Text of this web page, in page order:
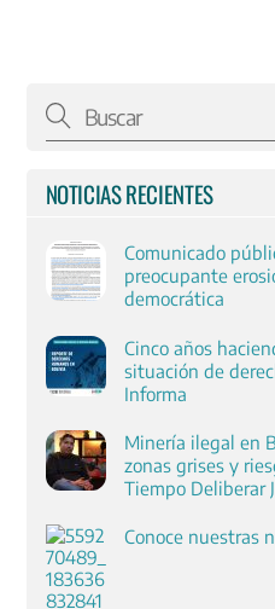
NOTICIAS RECIENTES
Comunicado
preocupante
democrática
Cinco años
situación de
Informa
Minería ilegal en
zonas grises y
Tiempo Deliberar
Conoce nuestras